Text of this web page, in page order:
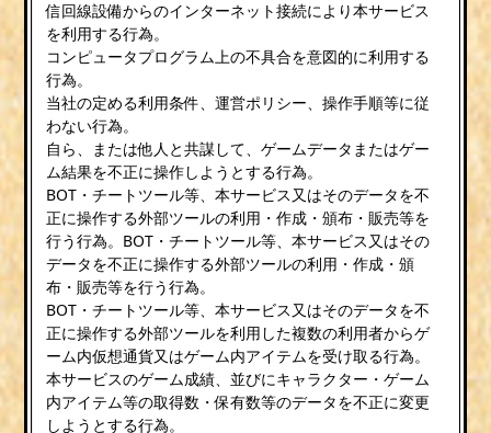
信回線設備からのインターネット接続により本サービス
を利用する行為。
コンピュータプログラム上の不具合を意図的に利用する
行為。
当社の定める利用条件、運営ポリシー、操作手順等に従
わない行為。
自ら、または他人と共謀して、ゲームデータまたはゲー
ム結果を不正に操作しようとする行為。
BOT・チートツール等、本サービス又はそのデータを不
正に操作する外部ツールの利用・作成・頒布・販売等を
行う行為。BOT・チートツール等、本サービス又はその
データを不正に操作する外部ツールの利用・作成・頒
布・販売等を行う行為。
BOT・チートツール等、本サービス又はそのデータを不
正に操作する外部ツールを利用した複数の利用者からゲ
ーム内仮想通貨又はゲーム内アイテムを受け取る行為。
本サービスのゲーム成績、並びにキャラクター・ゲーム
内アイテム等の取得数・保有数等のデータを不正に変更
しようとする行為。